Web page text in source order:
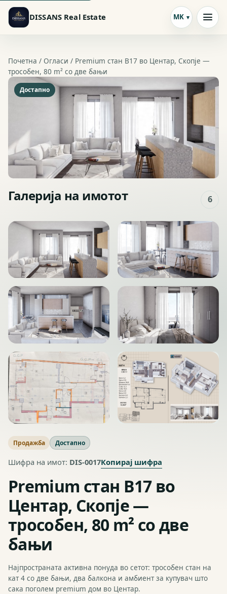
DISSANS Real Estate MK
Почетна / Огласи / Premium стан B17 во Центар, Скопје —
трособен, 80 m² со две бањи
Достапно
Галерија на имотот 6
Продажба Достапно
Шифра на имот: DIS-0017Копирај шифра
Premium стан B17 во
Центар, Скопје —
трособен, 80 m² со две
бањи
Најпространата активна понуда во сетот: трособен стан на
кат 4 со две бањи, два балкона и амбиент за купувач што
сака поголем premium дом во Центар.